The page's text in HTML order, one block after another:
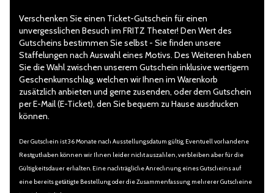
KUNDENKONTO
Verschenken Sie einen Ticket-Gutschein für einen
unvergesslichen Besuch im FRITZ Theater! Den Wert des
Gutscheins bestimmen Sie selbst - Sie finden unsere
Staffelungen nach Auswahl eines Motivs. Des Weiteren haben
Sie die Wahl zwischen unserem Gutschein inklusive wertigem
Geschenkumschlag, welchen wir Ihnen im Warenkorb
zusätzlich anbieten und gerne zusenden, oder dem Gutschein
per E-Mail (E-Ticket), den Sie bequem zu Hause ausdrucken
können.
Der Gutschein ist 36 Monate nach Ausstellungsdatum gültig. Eventuell vorhandene
Restguthaben können wir Ihnen leider nicht auszahlen, verbleiben aber für die
Gültigkeitsdauer erhalten. Eine nachträgliche Anrechnung eines Gutscheins auf
eine bereits getätigte Bestellung oder die Zusammenfassung mehrerer Gutscheine